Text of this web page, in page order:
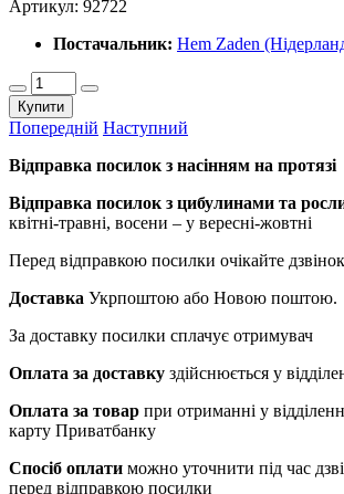
Артикул: 92722
Постачальник: Hem Zaden
Купити
Попередній Наступний
Відправка посилок з насінням на протязі
Відправка посилок з цибулинами та
квітні-травні, восени – у вересні-жовтні
Перед відправкою посилки очікайте
Доставка Укрпоштою або Новою поштою.
За доставку посилки сплачує отримувач
Оплата за доставку здійснюється у
Оплата за товар при отриманні у
карту Приватбанку
Спосіб оплати можно уточнити під час
перед відправкою посилки